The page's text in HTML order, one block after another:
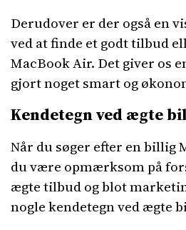
Derudover er der også en
ved at finde et godt tilbud
MacBook Air. Det giver os
gjort noget smart og
Kendetegn ved ægte
Når du søger efter en billig
du være opmærksom på
ægte tilbud og blot
nogle kendetegn ved ægte